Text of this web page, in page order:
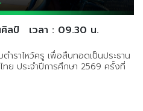
ลป์ เวลา : 09.30 น.
ราไหว้ครู เพื่อสืบทอดเป็นประธาน
ย ประจำปีการศึกษา 2569 ครั้งที่